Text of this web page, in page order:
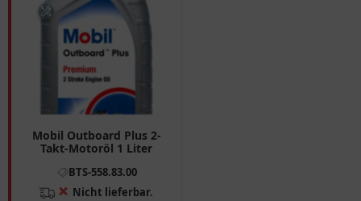
Mobil Outboard Plus 2-
Takt-Motoröl 1 Liter
BTS-558.83.00
❌ Nicht lieferbar.